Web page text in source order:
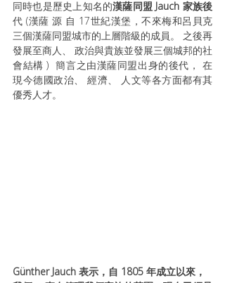
同時也是歷史上知名的漢薩同盟 Jauch 家族後
代 (漢薩 源 自 17世紀漢堡，不來梅和呂貝克
三個漢薩同盟城市的上層階級的成員。 之後再
發展至商人、 政治與貴族並發展三個城邦的社
會結構 )  簡言之由漢薩同盟出身的後代， 在
現今德國政治、 經濟、 人文等各方面都有其
優秀人才。
Günther Jauch 表示，自 1805 年成立以來，